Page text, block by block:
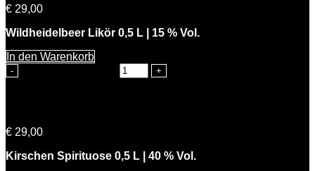
€ 29,00
Wildheidelbeer Likör 0,5 L | 15 % Vol.
In den Warenkorb
€ 29,00
Kirschen Spirituose 0,5 L | 40 % Vol.